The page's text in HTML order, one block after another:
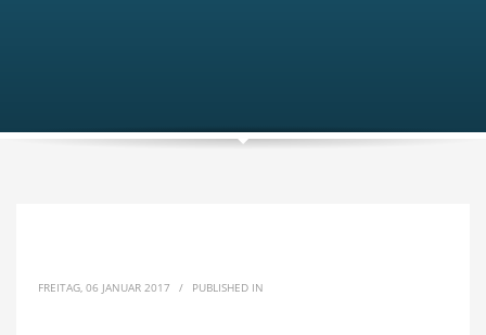
FREITAG, 06 JANUAR 2017 / PUBLISHED IN